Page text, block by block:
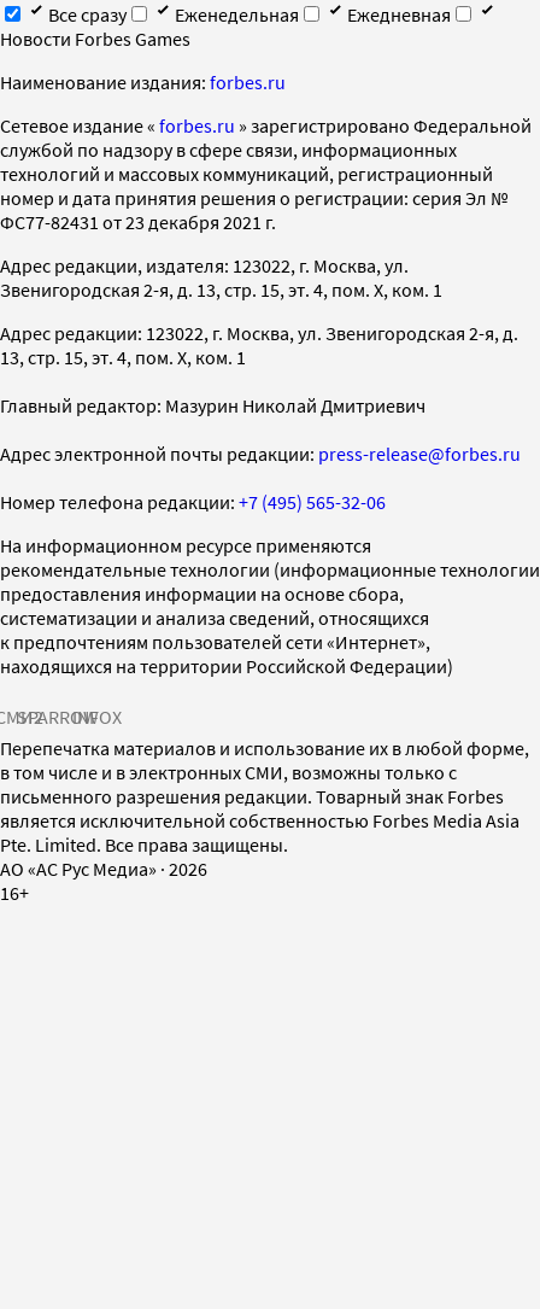
Все сразу
Еженедельная
Ежедневная
Новости Forbes Games
Наименование издания: forbes.ru
Cетевое издание « forbes.ru » зарегистрировано Федеральной
службой по надзору в сфере связи, информационных
технологий и массовых коммуникаций, регистрационный
номер и дата принятия решения о регистрации: серия Эл №
ФС77-82431 от 23 декабря 2021 г.
Адрес редакции, издателя: 123022, г. Москва, ул.
Звенигородская 2-я, д. 13, стр. 15, эт. 4, пом. X, ком. 1
Адрес редакции: 123022, г. Москва, ул. Звенигородская 2-я, д.
13, стр. 15, эт. 4, пом. X, ком. 1
Главный редактор: Мазурин Николай Дмитриевич
Адрес электронной почты редакции: press-release@forbes.ru
Номер телефона редакции: +7 (495) 565-32-06
На информационном ресурсе применяются
рекомендательные технологии (информационные технологии
предоставления информации на основе сбора,
систематизации и анализа сведений, относящихся
к предпочтениям пользователей сети «Интернет»,
находящихся на территории Российской Федерации)
SPARROWINFOX
Перепечатка материалов и использование их в любой форме,
в том числе и в электронных СМИ, возможны только с
письменного разрешения редакции. Товарный знак Forbes
является исключительной собственностью Forbes Media Asia
Pte. Limited. Все права защищены.
AO «АС Рус Медиа» · 2026
16+